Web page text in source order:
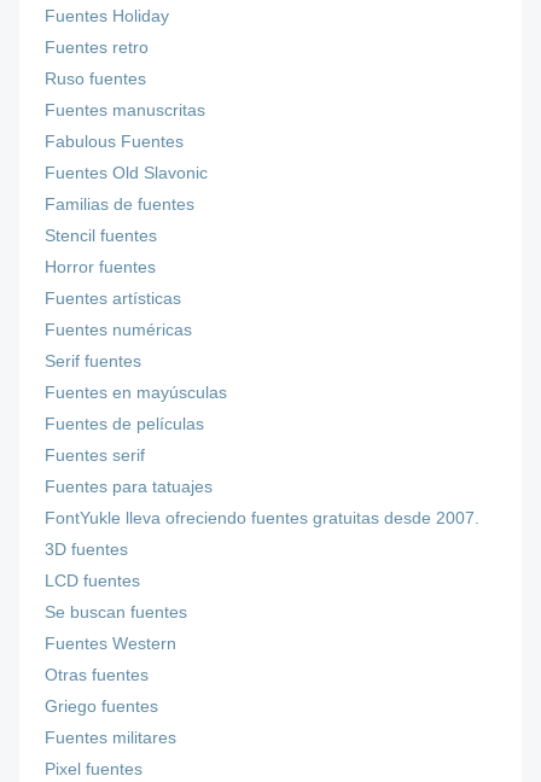
Fuentes Holiday
Fuentes retro
Ruso fuentes
Fuentes manuscritas
Fabulous Fuentes
Fuentes Old Slavonic
Familias de fuentes
Stencil fuentes
Horror fuentes
Fuentes artísticas
Fuentes numéricas
Serif fuentes
Fuentes en mayúsculas
Fuentes de películas
Fuentes serif
Fuentes para tatuajes
FontYukle lleva ofreciendo fuentes gratuitas desde 2007.
3D fuentes
LCD fuentes
Se buscan fuentes
Fuentes Western
Otras fuentes
Griego fuentes
Fuentes militares
Pixel fuentes